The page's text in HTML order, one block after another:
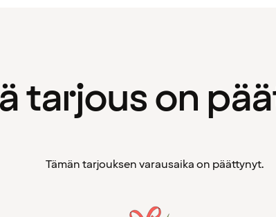
tarjous on
Tämän tarjouksen varausaika on päättynyt.